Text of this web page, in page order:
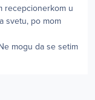
recepcionerkom u
svetu, po mom
mogu da se setim